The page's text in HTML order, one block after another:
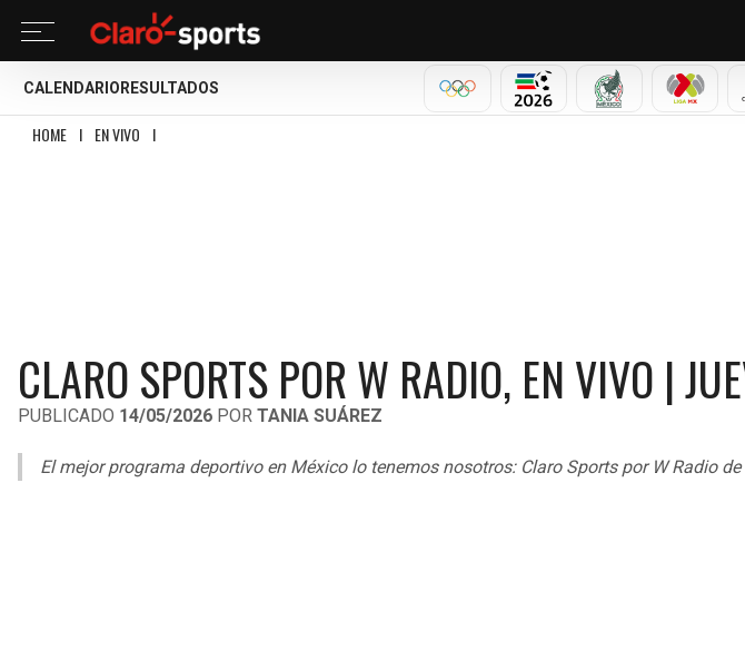
CALENDARIO RESULTADOS
OLÍMPICOSMUNDIAL 2026SELECCIÓNLIGA
HOME I EN VIVO I
CLARO SPORTS POR W RADIO, EN VIVO |
PUBLICADO 14/05/2026 POR TANIA SUÁREZ
El mejor programa deportivo en México lo tenemos nosotros: Claro Sports por W Radio